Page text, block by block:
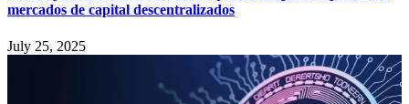
mercados de capital descentralizados
July 25, 2025